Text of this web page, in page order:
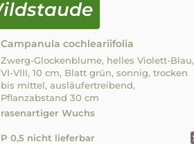
Campanula cochleariifolia
Zwerg-Glockenblume, helles Violett-Blau,
VI-VIII, 10 cm, Blatt grün, sonnig, trocken
bis mittel, ausläufertreibend,
Pflanzabstand 30 cm
rasenartiger Wuchs
P 0,5 nicht lieferbar